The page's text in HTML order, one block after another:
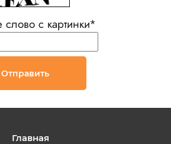
слово с картинки*
Главная